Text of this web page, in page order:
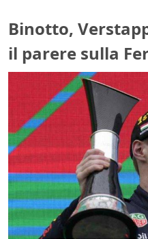
Binotto,
il parere sulla